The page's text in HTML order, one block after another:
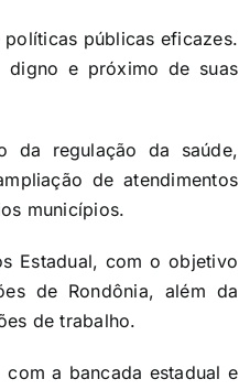
públicas eficazes.
digno e próximo de suas
da regulação da saúde,
de atendimentos
municípios.
Estadual, com o objetivo
de Rondônia, além da
de trabalho.
a bancada estadual e